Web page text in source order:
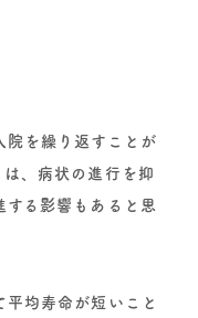
院を繰り返すことが
、病状の進行を抑
する影響もあると思
均寿命が短いこと